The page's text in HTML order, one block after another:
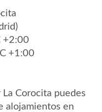
+2:00
+1:00
Corocita puedes
alojamientos en